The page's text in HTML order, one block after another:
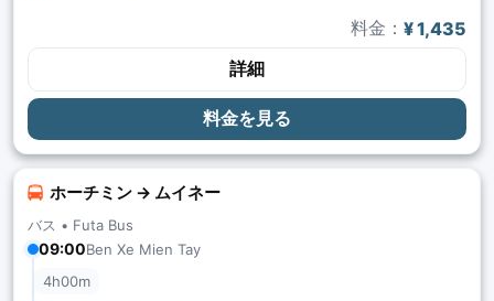
料金： ¥ 1,435
詳細
料金を見る
ホーチミン → ムイネー
バス • Futa Bus
09:00Ben Xe Mien Tay
4h00m